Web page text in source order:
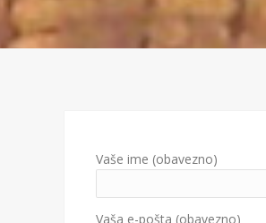
Vaše ime (obavezno)
Vaša e-pošta (obavezno)